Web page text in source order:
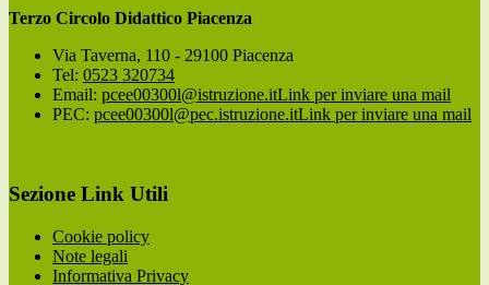
Terzo Circolo Didattico Piacenza
Via Taverna, 110 - 29100 Piacenza
Tel: 0523 320734
Email: pcee00300l@istruzione.itLink per inviare una mail
PEC: pcee00300l@pec.istruzione.itLink per inviare una mail
Sezione Link Utili
Cookie policy
Note legali
Informativa Privacy